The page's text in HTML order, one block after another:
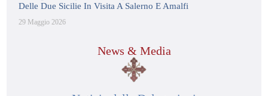
Delle Due Sicilie In Visita A Salerno E Amalfi
29 Maggio 2026
News & Media